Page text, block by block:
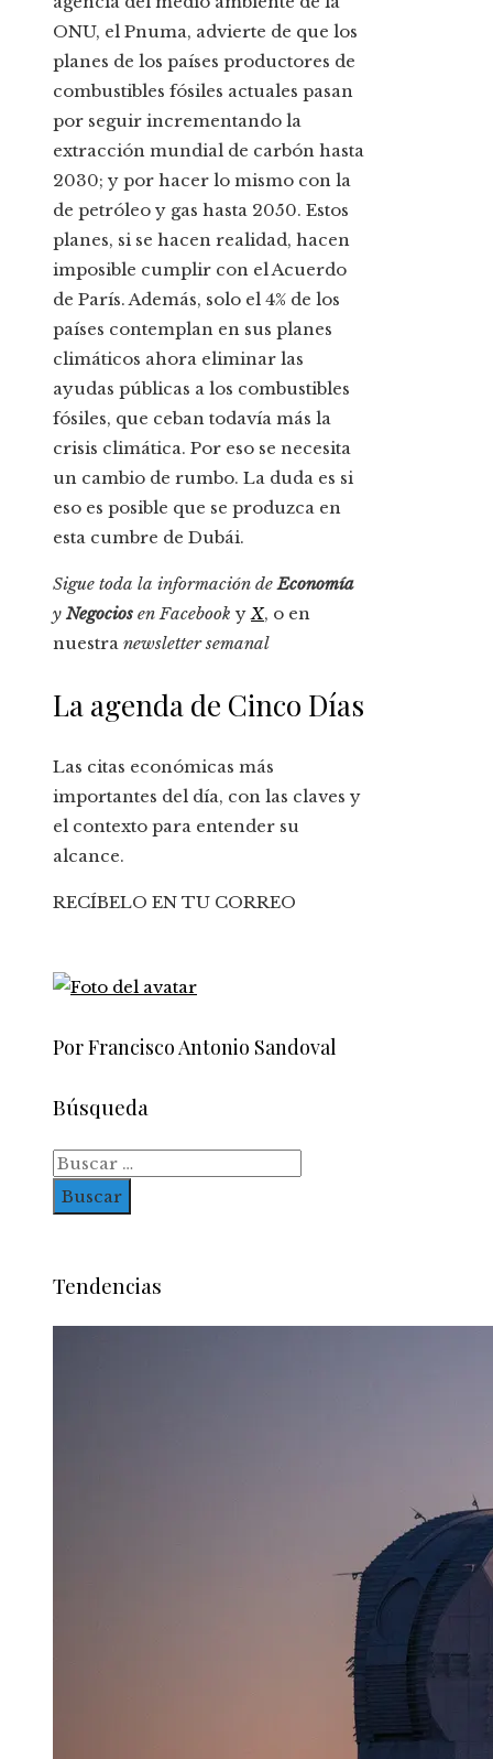
ONU, el Pnuma, advierte de que los
planes de los países productores de
combustibles fósiles actuales pasan
por seguir incrementando la
extracción mundial de carbón hasta
2030; y por hacer lo mismo con la
de petróleo y gas hasta 2050. Estos
planes, si se hacen realidad, hacen
imposible cumplir con el Acuerdo
de París. Además, solo el 4% de los
países contemplan en sus planes
climáticos ahora eliminar las
ayudas públicas a los combustibles
fósiles, que ceban todavía más la
crisis climática. Por eso se necesita
un cambio de rumbo. La duda es si
eso es posible que se produzca en
esta cumbre de Dubái.
Sigue toda la información deEconomía
y Negocios enFacebook yX, o en
nuestra newsletter semanal
La agenda de Cinco Días
Las citas económicas más
importantes del día, con las claves y
el contexto para entender su
alcance.
RECÍBELO EN TU CORREO
Por Francisco Antonio Sandoval
Búsqueda
Buscar:
Tendencias